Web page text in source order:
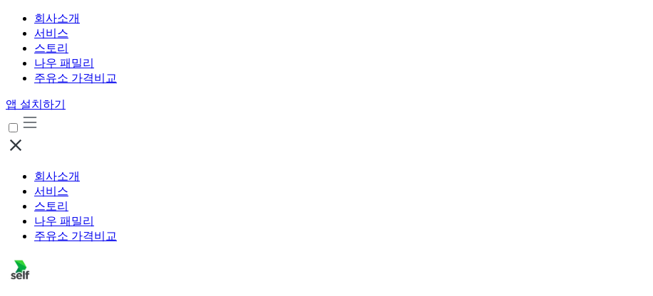
회사소개
서비스
스토리
나우 패밀리
주유소 가격비교
앱 설치하기
회사소개
서비스
스토리
나우 패밀리
주유소 가격비교